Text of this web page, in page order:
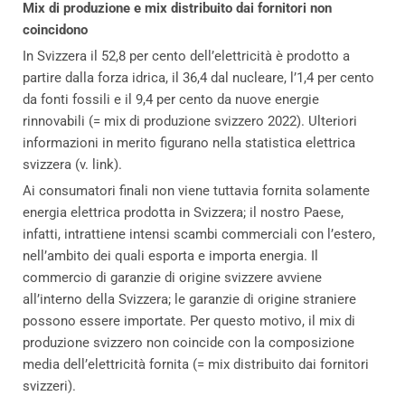
Mix di produzione e mix distribuito dai fornitori non
coincidono
In Svizzera il 52,8 per cento dell’elettricità è prodotto a
partire dalla forza idrica, il 36,4 dal nucleare, l’1,4 per cento
da fonti fossili e il 9,4 per cento da nuove energie
rinnovabili (= mix di produzione svizzero 2022). Ulteriori
informazioni in merito figurano nella statistica elettrica
svizzera (v. link).
Ai consumatori finali non viene tuttavia fornita solamente
energia elettrica prodotta in Svizzera; il nostro Paese,
infatti, intrattiene intensi scambi commerciali con l’estero,
nell’ambito dei quali esporta e importa energia. Il
commercio di garanzie di origine svizzere avviene
all’interno della Svizzera; le garanzie di origine straniere
possono essere importate. Per questo motivo, il mix di
produzione svizzero non coincide con la composizione
media dell’elettricità fornita (= mix distribuito dai fornitori
svizzeri).